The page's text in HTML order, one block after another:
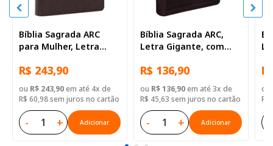
Bíblia Sagrada ARC
para Mulher, Letra
palavras de Jesus
destacadas, com
índice, Capa Couro
Sintético Rosa e
Marrom
R$ 243,90
ou R$ 243,90em até 4x de
R$ 60,98 sem juros no cartão
- + Adicionar
Bíblia Sagrada ARC,
Letra Gigante, com
destacadas, com
índice, Capa Couro
Sintético Marrom
R$ 136,90
ou R$ 136,90em até 3x de
R$ 45,63 sem juros no cartão
- + Adicionar
ou
R$